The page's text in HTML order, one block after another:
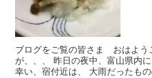
ブログをご覧の皆さま おはようございます
が、、、 昨日の夜中、富山県内